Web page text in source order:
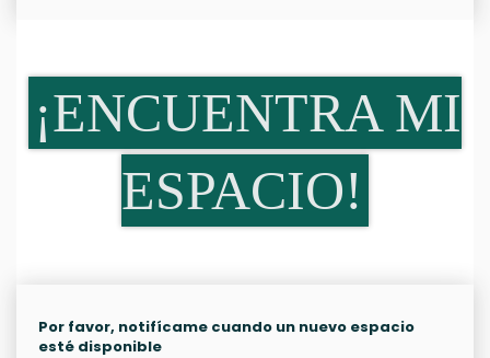
¡ENCUENTRA MI
ESPACIO!
Por favor, notifícame cuando un nuevo espacio
esté disponible